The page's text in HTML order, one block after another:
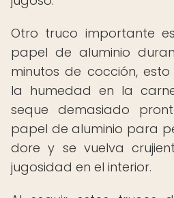
Otro truco importante
papel de aluminio
minutos de cocción,
la humedad en la
seque demasiado
papel de aluminio para
dore y se vuelva
jugosidad en el interior.